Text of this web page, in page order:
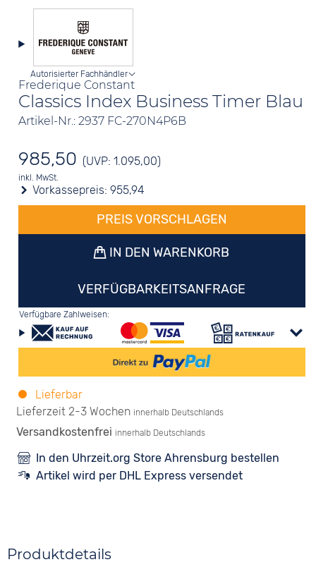
Frederique Constant
Classics Index Business Timer Blau
Artikel-Nr.: 2937 FC-270N4P6B
Autorisierter Fachhändler
985,50 (UVP: 1.095,00)
inkl. MwSt.
Vorkassepreis:955,94
PREIS VORSCHLAGEN
IN DEN WARENKORB
VERFÜGBARKEITSANFRAGE
Verfügbare Zahlweisen:
Lieferbar
Lieferzeit 2-3 Wochen innerhalb Deutschlands
Versandkostenfrei innerhalb Deutschlands
In den Uhrzeit.org Store Ahrensburg bestellen
Artikel wird per DHL Express versendet
Produktdetails